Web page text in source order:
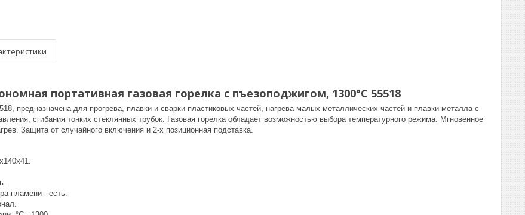
портативная газовая горелка с пъезоподжигом, 1300°C 55518
предназначена для прогрева, плавки и сварки пластиковых частей, нагрева малых металлических частей и плавки металла с
сгибания тонких стеклянных трубок. Газовая горелка обладает возможностью выбора температурного режима. Мгновенное
Защита от случайного включения и 2-х позиционная подставка.
пламени - есть.